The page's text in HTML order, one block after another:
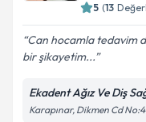
5 (13
Can hocamla tedavim
bir şikayetim...
Ekadent Ağız Ve Diş
Karapınar, Dikmen Cd